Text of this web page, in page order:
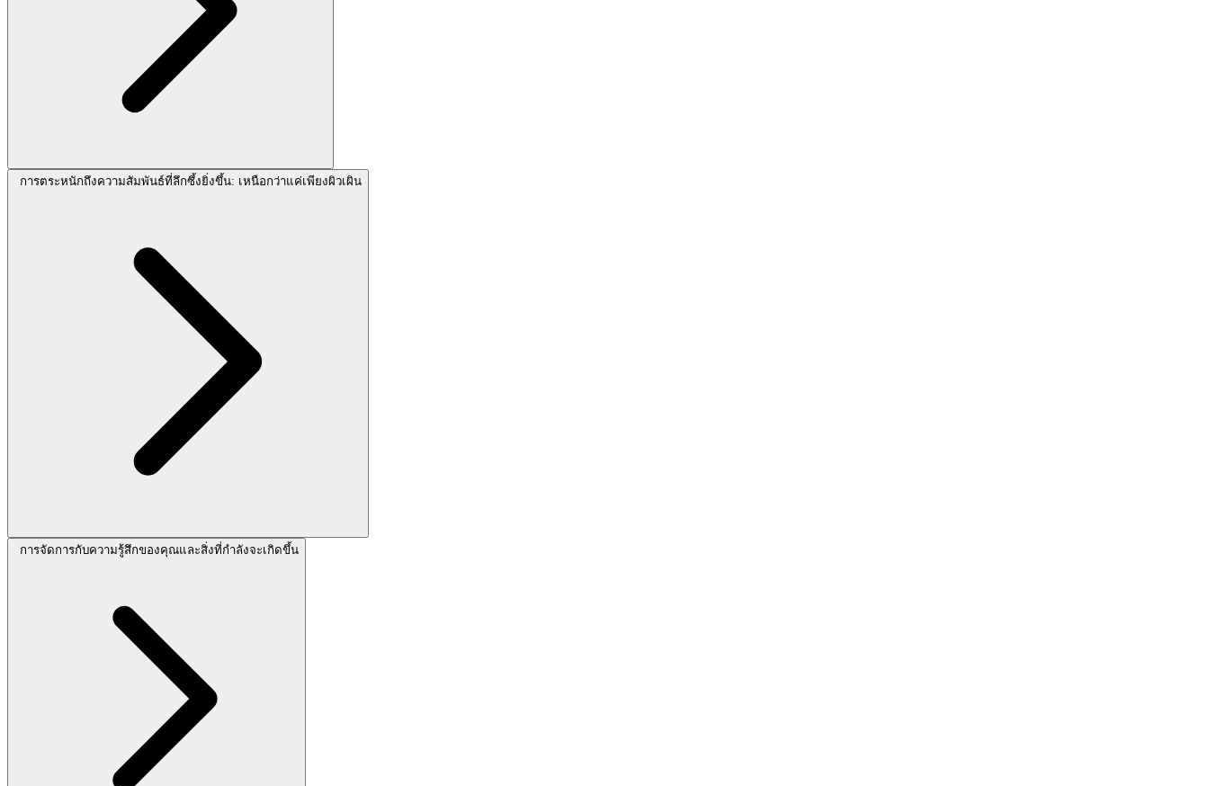
การตระหนักถึงความสัมพันธ์ที่ลึกซึ้งยิ่งขึ้น: เหนือกว่าแค่เพียงผิวเผิน
การจัดการกับความรู้สึกของคุณและสิ่งที่กำลังจะเกิดขึ้น